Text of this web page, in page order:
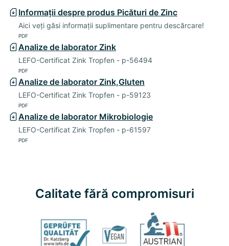
Informații despre produs Picături de Zinc
Aici veți găsi informații suplimentare pentru descărcare!
PDF
Analize de laborator Zink
LEFO-Certificat Zink Tropfen - p-56494
PDF
Analize de laborator Zink,Gluten
LEFO-Certificat Zink Tropfen - p-59123
PDF
Analize de laborator Mikrobiologie
LEFO-Certificat Zink Tropfen - p-61597
PDF
Calitate fără compromisuri